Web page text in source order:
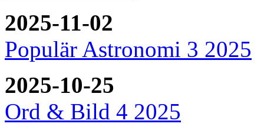
2025-11-02
Populär Astronomi 3 2025
2025-10-25
Ord & Bild 4 2025